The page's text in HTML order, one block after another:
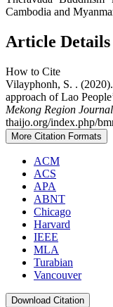
Cambodia and
Article Details
How to Cite
Vilayphonh, S. .
approach of Lao
Mekong Region Journal
thaijo.org/index.php/
More Citation Formats
ACM
ACS
APA
ABNT
Chicago
Harvard
IEEE
MLA
Turabian
Vancouver
Download Citation